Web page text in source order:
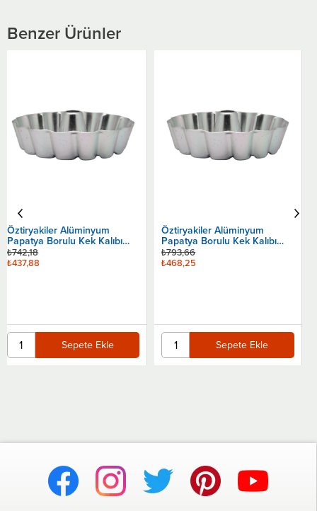
Benzer Ürünler
Öztiryakiler Alüminyum
Papatya Borulu Kek Kalıbı
28x5 Cm
₺468,25
₺793,66
Sepete Ekle
Öztiryakiler Alüminyum
Küçük Hilton Kek Kalıbı
₺404,98
₺686,40
Sepete Ekle